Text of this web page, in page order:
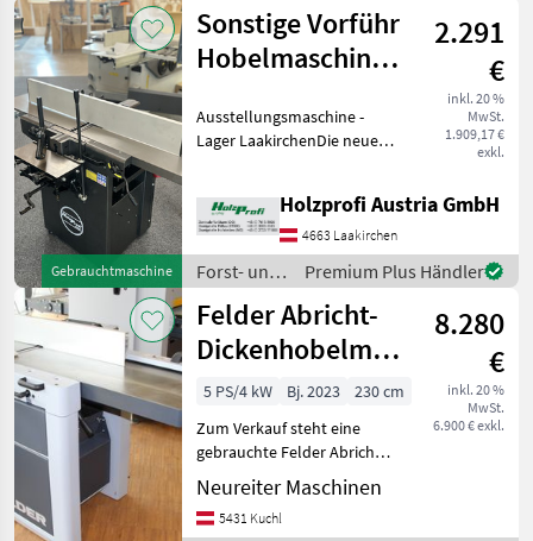
/ Holzprofi
Gebrauchtmaschine
Sonstige Vorführ
Hobelmaschine
ADM310G Spirial
2.291
€
inkl. 20 %
MwSt.
1.909,17 €
exkl.
Ausstellungsmaschine -
Lager LaakirchenDie neue
Holzprofi Maker besticht
vor allem durch ihre solide
Bauweise und die hohe
Bedienerfr
Holzprofi Austria GmbH
4663 Laakirchen
Forst- und
Holztechnik
/ Sonstige
Premium Plus Händler
Felder Abricht-
Dickenhobelmaschine
AD7-41
8.280
€
inkl. 20 %
MwSt.
6.900 € exkl.
5 PS/4 kW Bj. 2023
230 cm
Zum Verkauf steht eine
gebrauchte Felder Abricht-
Dickenhobelmaschine AD7-
41 mit einer Dickenhöhe bis
zu 230 mm. Die Maschine ist
Neureiter Maschinen
5431 Kuchl